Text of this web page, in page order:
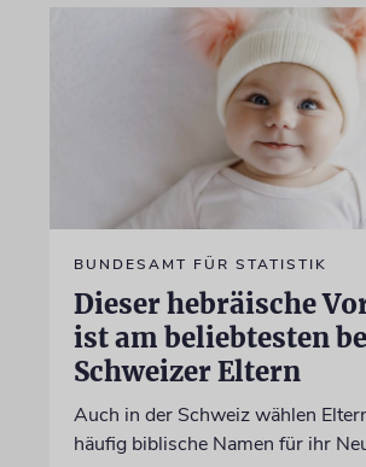
BUNDESAMT FÜR STATISTIK
Dieser hebräische
ist am beliebtesten
Schweizer Eltern
Auch in der Schweiz wählen
häufig biblische Namen für ihr